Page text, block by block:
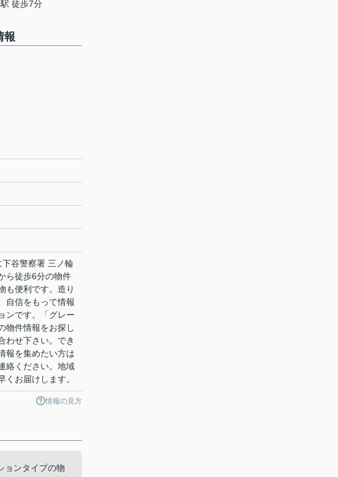
駅 徒歩7分
報
谷警察署 三ノ輪
ら徒歩6分の物件
も便利です。造り
自信をもって情報
ンです。「グレー
物件情報をお探し
わせ下さい。でき
報を集めたい方は
絡ください。地域
くお届けします。
情報の見方
ョンタイプの物